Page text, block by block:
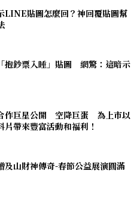
LINE貼圖怎麼回？神回覆貼圖幫
抱鈔票入睡」貼圖 網驚：這暗示
作巨星公開 空降巨蛋 為上市以
帶來豐富活動和福利！
及山財神傳奇-春節公益展演圓滿